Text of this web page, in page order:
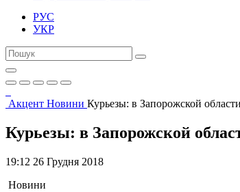
РУС
УКР
Акцент Новини Курьезы: в Запорожской
Курьезы: в Запорожской
19:12 26 Грудня 2018
Новини